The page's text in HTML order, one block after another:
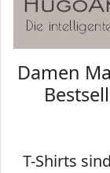
Damen
T-Shirts